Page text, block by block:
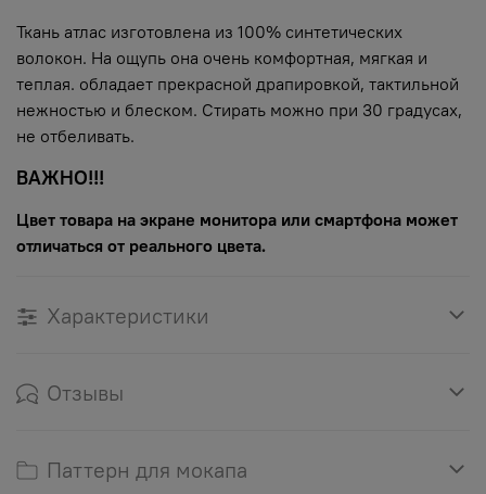
Ткань атлас изготовлена из 100% синтетических
волокон. На ощупь она очень комфортная, мягкая и
теплая. обладает прекрасной драпировкой, тактильной
нежностью и блеском. Стирать можно при 30 градусах,
не отбеливать.
ВАЖНО!!!
Цвет товара на экране монитора или смартфона может
отличаться от реального цвета.
Характеристики
Отзывы
Паттерн для мокапа